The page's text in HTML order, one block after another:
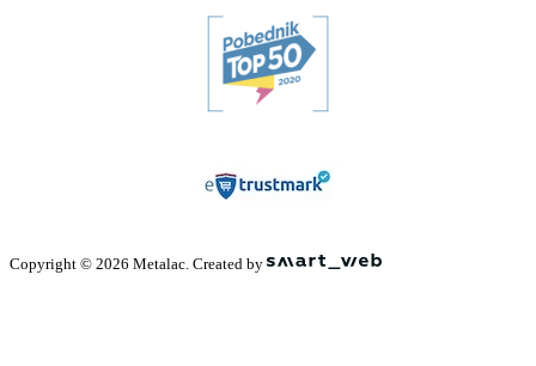
Copyright © 2026 Metalac. Created by